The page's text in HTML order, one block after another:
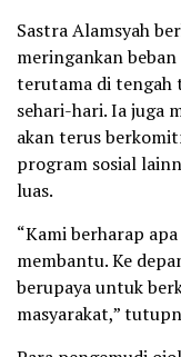
Sastra Alamsyah
meringankan
terutama di tengah
sehari-hari. Ia juga
akan terus
program sosial
luas.
“Kami berharap
membantu. Ke
berupaya untuk
masyarakat,”